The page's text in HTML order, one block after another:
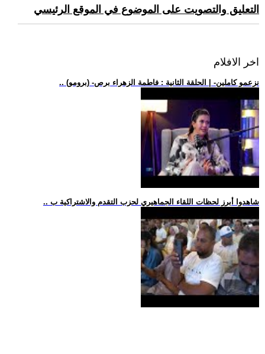
التعليق والتصويت على الموضوع في الموقع الرئيسي
اخر الافلام
.. (برومو) -نزعمو كاملين- | الحلقة الثانية : فاطمة الزهراء برص
.. شاهدوا أبرز لحظات اللقاء الجماهيري لحزب التقدم والاشتراكية ب